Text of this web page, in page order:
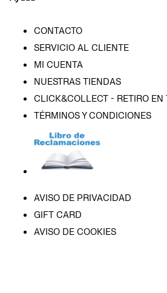
CONTACTO
SERVICIO AL CLIENTE
MI CUENTA
NUESTRAS TIENDAS
CLICK&COLLECT - RETIRO EN
TÉRMINOS Y CONDICIONES
AVISO DE PRIVACIDAD
GIFT CARD
AVISO DE COOKIES